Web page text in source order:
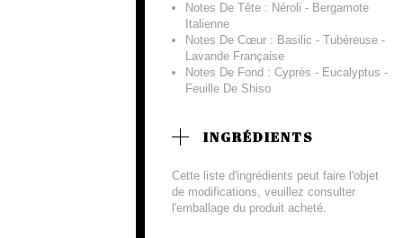
Notes De Tête : Néroli - Bergamote
Italienne
Notes De Cœur : Basilic - Tubéreuse -
Lavande Française
Notes De Fond : Cyprès - Eucalyptus -
Feuille De Shiso
INGRÉDIENTS
Cette liste d'ingrédients peut faire l'objet
de modifications, veuillez consulter
l'emballage du produit acheté.